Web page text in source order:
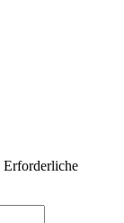
Erforderliche